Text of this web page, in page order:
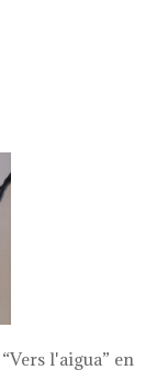
"vers
setmana
l'aigua” en